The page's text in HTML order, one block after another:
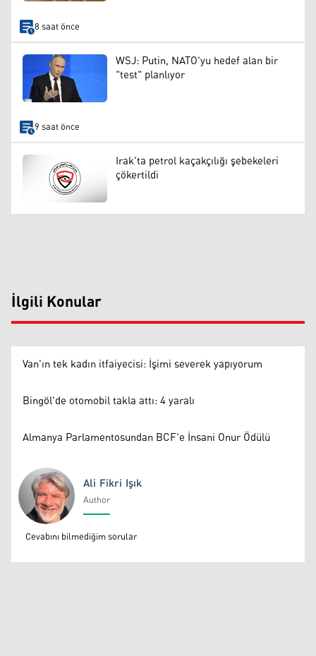
8 saat önce
WSJ: Putin, NATO'yu hedef alan bir
"test" planlıyor
9 saat önce
Irak'ta petrol kaçakçılığı şebekeleri
çökertildi
İlgili Konular
Van'ın tek kadın itfaiyecisi: İşimi severek yapıyorum
Bingöl'de otomobil takla attı: 4 yaralı
Almanya Parlamentosundan BCF'e İnsani Onur Ödülü
Ali Fikri Işık
Ali Fikri Işık
Author
Cevabını bilmediğim sorular